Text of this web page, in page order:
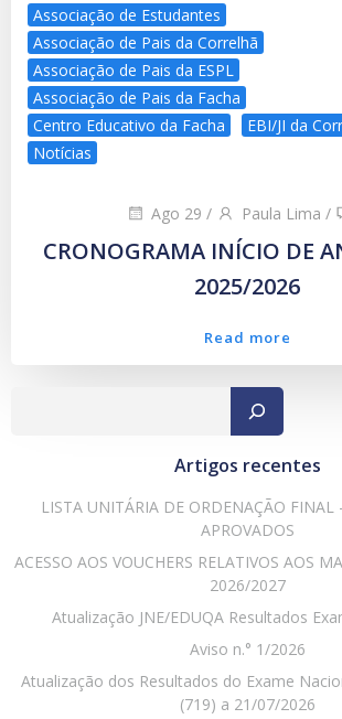
Associação de Estudantes
Associação de Pais da Correlhã
Associação de Pais da ESPL
Associação de Pais da Facha
Centro Educativo da Facha
EBI/JI da
Notícias
Ago 29 / Paula Lima /
CRONOGRAMA INÍCIO DE
2025/2026
Read more
Artigos recentes
LISTA UNITÁRIA DE ORDENAÇÃO FINAL
APROVADOS
ACESSO AOS VOUCHERS RELATIVOS AOS
2026/2027
Atualização JNE/EDUQA Resultados
Aviso n.° 1/2026
Atualização dos Resultados do Exame
(719) a 21/07/2026